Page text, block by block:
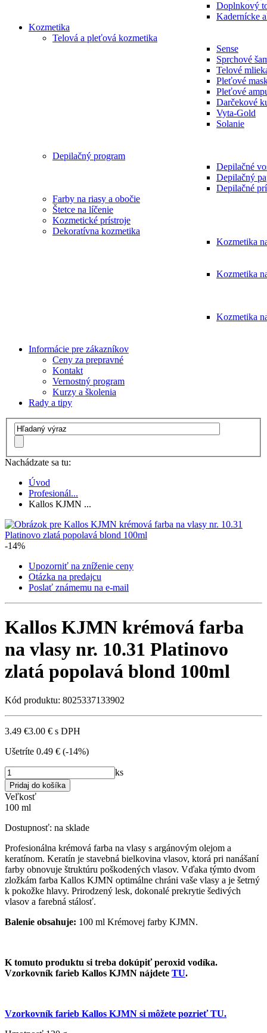
Doplnkový
Kadernícke
Kozmetika
Telová a pleťová kozmetika
Sense
Sprchové
Telové
Pleťové
Pleťové
Darčekové
Vyta-Gold
Solanie
Depilačný program
Depilačné
Depilačný
Depilačné
Farby na riasy a obočie
Štetce na líčenie
Kozmetické prístroje
Dekoratívna kozmetika
Kozmetika
Kozmetika
Kozmetika
Informácie pre zákazníkov
Ceny za prepravné
Kontakt
Vernostný program
Kurzy a školenia
Rady a tipy
Nachádzate sa tu:
Úvod
Profesionál...
Kallos KJMN ...
-14%
Upozorniť na zníženie ceny
Otázka na predajcu
Poslať známemu na e-mail
Kallos KJMN krémová farba
na vlasy nr. 10.31 Platinovo
zlatá popolavá blond 100ml
Kód produktu: 8025337133902
3.49 €3.00 € s DPH
Ušetríte 0.49 € (-14%)
ks
Veľkosť
100 ml
Dostupnosť: na sklade
Profesionálna krémová farba na vlasy s argánovým olejom a
keratínom. Keratín je stavebná bielkovina vlasov, ktorá pri nanášaní
farby obnovuje štruktúru poškodených vlasov. Vďaka týmto dvom
zložkám farba Kallos KJMN optimálne chráni vaše vlasy a je šetrný
k pokožke hlavy. Prirodzený lesk, dokonalé prekrytie šedivých
vlasov a farebná stálosť.
Balenie obsahuje: 100 ml Krémovej farby KJMN.
K tomuto produktu si treba dokúpiť peroxid vodíka.
Vzorkovník farieb Kallos KJMN nájdete TU.
Vzorkovník farieb Kallos KJMN si môžete pozrieť TU.